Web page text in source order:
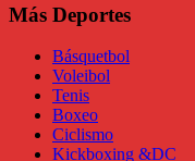
Más Deportes
Básquetbol
Voleibol
Tenis
Boxeo
Ciclismo
Kickboxing &DC